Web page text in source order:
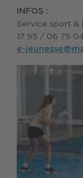
INFOS :
Service sport &
17 95 / 06 75
e-